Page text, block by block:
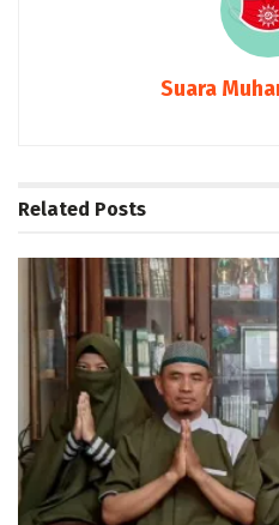
Suara
Related Posts